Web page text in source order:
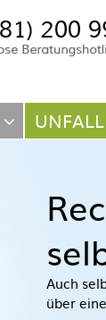
UNFALL
Auch
über